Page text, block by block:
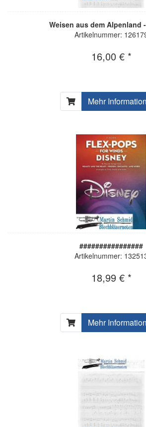
Weisen aus dem Alpenland
Artikelnummer:
16,00 € *
Mehr
################
Artikelnummer:
18,99 € *
Mehr